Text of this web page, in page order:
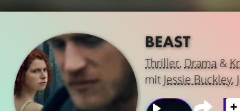
BEAST
Thriller, Drama&
mit Jessie Buckley,